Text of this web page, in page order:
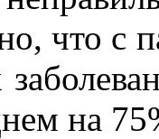
что с
на